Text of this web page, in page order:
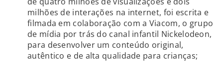
milhões de interações na internet, foi escrita e
filmada em colaboração com a Viacom, o grupo
de mídia por trás do canal infantil Nickelodeon,
para desenvolver um conteúdo original,
autêntico e de alta qualidade para crianças;